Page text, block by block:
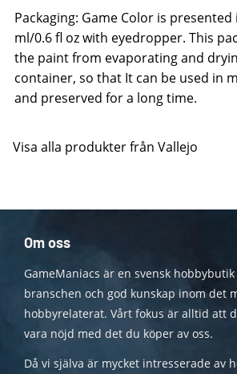
Packaging: Game Color is
ml/0.6 fl oz with eyedropper. This
the paint from evaporating and
container, so that It can be used in
and preserved for a long time.
Visa alla produkter från Vallejo
Om oss
GameManiacs är en svensk
branschen och god kunskap inom det
hobbyrelaterat. Vårt fokus är alltid att
vara nöjd med det du köper av oss.
Då vi själva är mycket intresserade av